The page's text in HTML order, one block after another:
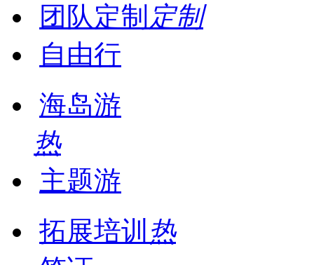
团队定制 定制
自由行
海岛游
热
主题游
拓展培训 热